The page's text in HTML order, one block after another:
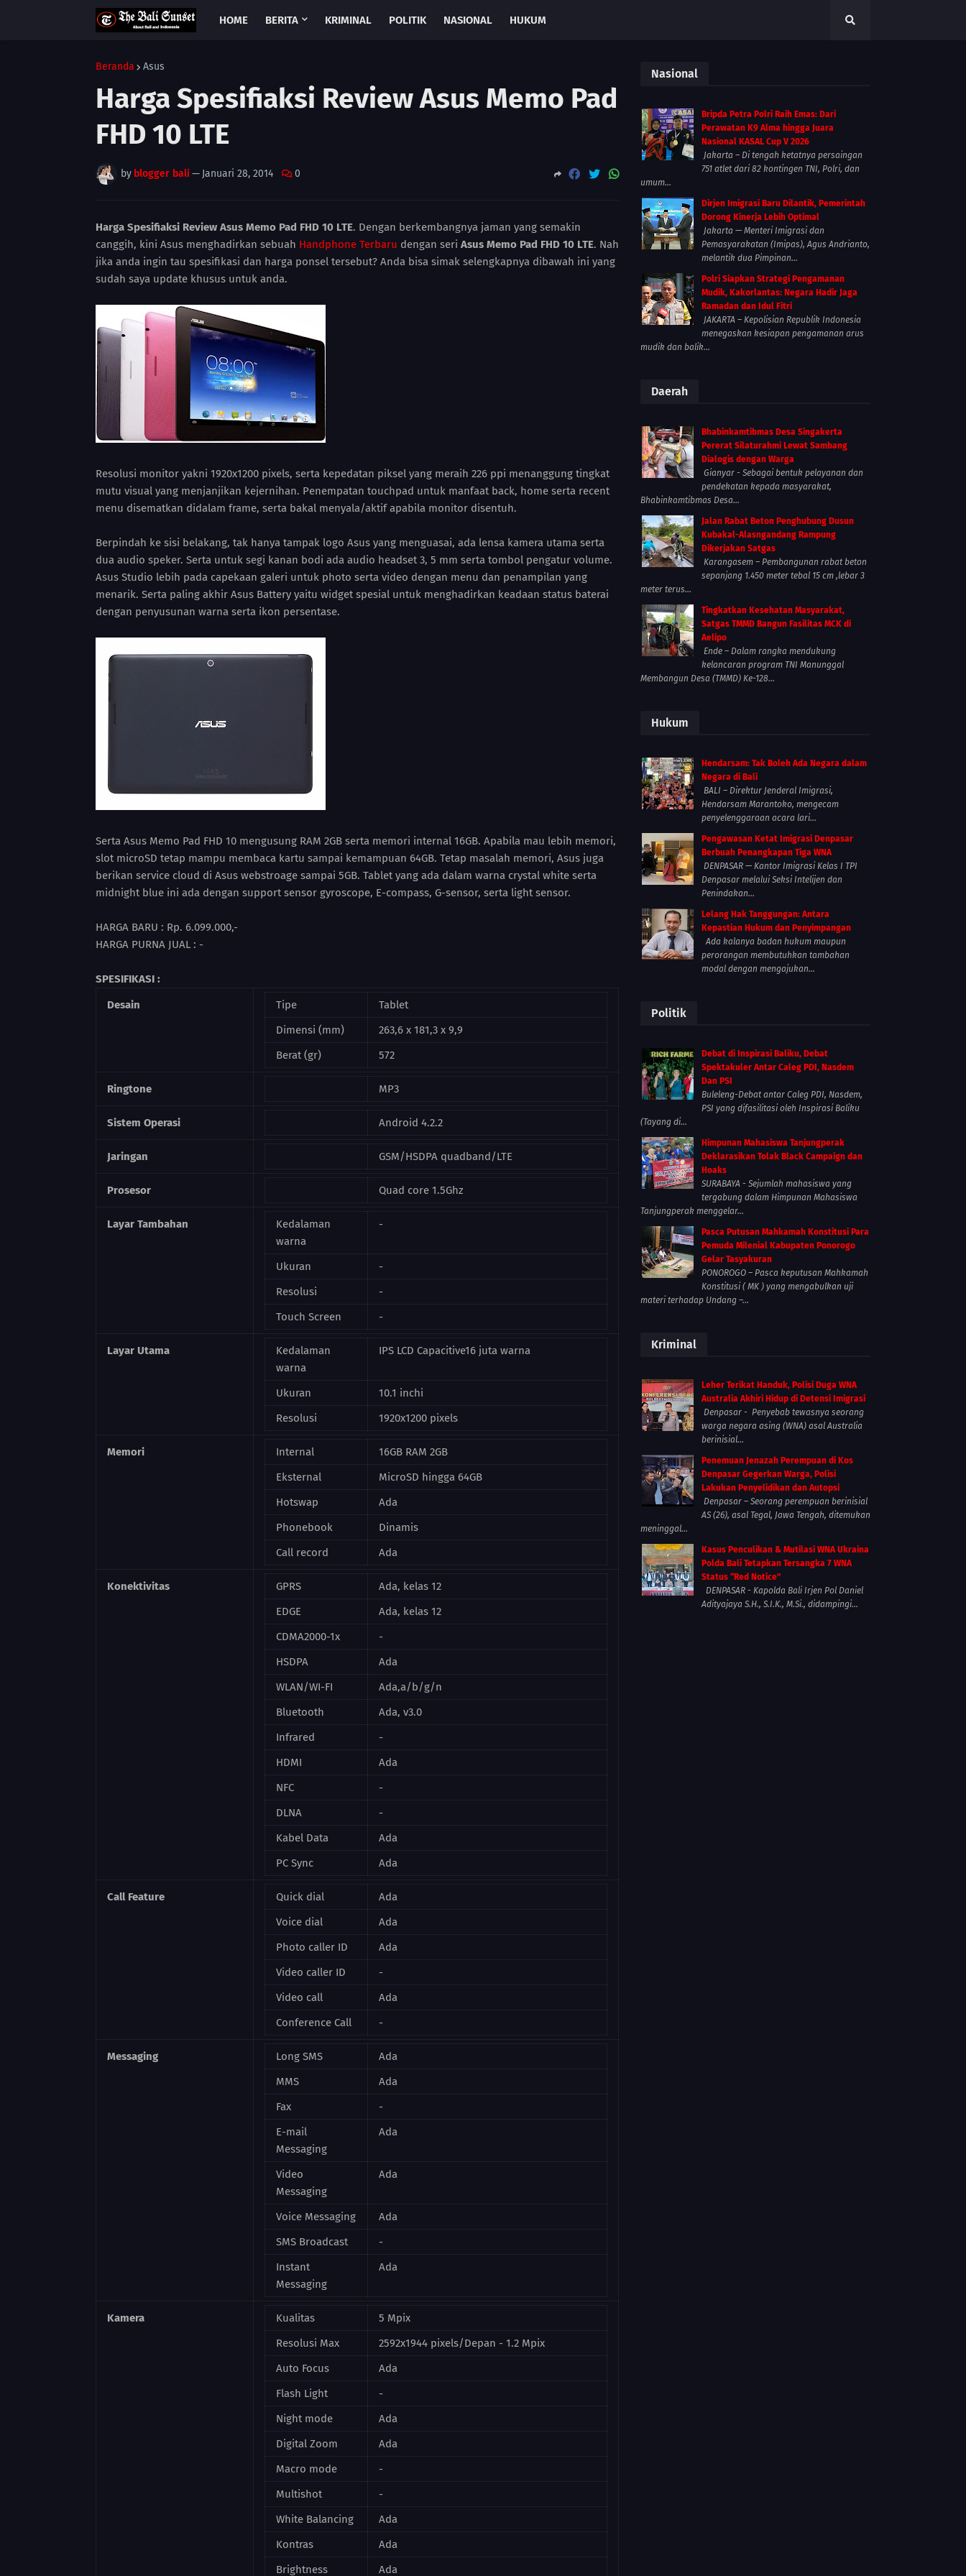
HOME BERITA KRIMINAL POLITIK NASIONAL HUKUM
Beranda Asus
Harga Spesifiaksi Review Asus Memo Pad
FHD 10 LTE
by blogger bali — Januari 28, 2014 0
Harga Spesifiaksi Review Asus Memo Pad FHD 10 LTE. Dengan berkembangnya jaman yang semakin
canggih, kini Asus menghadirkan sebuah Handphone Terbaru dengan seri Asus Memo Pad FHD 10 LTE. Nah
jika anda ingin tau spesifikasi dan harga ponsel tersebut? Anda bisa simak selengkapnya dibawah ini yang
sudah saya update khusus untuk anda.
Resolusi monitor yakni 1920x1200 pixels, serta kepedatan piksel yang meraih 226 ppi menanggung tingkat
mutu visual yang menjanjikan kejernihan. Penempatan touchpad untuk manfaat back, home serta recent
menu disematkan didalam frame, serta bakal menyala/aktif apabila monitor disentuh.
Berpindah ke sisi belakang, tak hanya tampak logo Asus yang menguasai, ada lensa kamera utama serta
dua audio speker. Serta untuk segi kanan bodi ada audio headset 3, 5 mm serta tombol pengatur volume.
Asus Studio lebih pada capekaan galeri untuk photo serta video dengan menu dan penampilan yang
menarik. Serta paling akhir Asus Battery yaitu widget spesial untuk menghadirkan keadaan status baterai
dengan penyusunan warna serta ikon persentase.
Serta Asus Memo Pad FHD 10 mengusung RAM 2GB serta memori internal 16GB. Apabila mau lebih memori,
slot microSD tetap mampu membaca kartu sampai kemampuan 64GB. Tetap masalah memori, Asus juga
berikan service cloud di Asus webstroage sampai 5GB. Tablet yang ada dalam warna crystal white serta
midnight blue ini ada dengan support sensor gyroscope, E-compass, G-sensor, serta light sensor.
HARGA BARU : Rp. 6.099.000,-
HARGA PURNA JUAL : -
SPESIFIKASI :
Desain
Tipe
Tablet
Dimensi (mm)
263,6 x 181,3 x 9,9
Berat (gr)
572
Ringtone MP3
Sistem Operasi Android 4.2.2
Jaringan GSM/HSDPA quadband/LTE
Prosesor Quad core 1.5Ghz
Layar Tambahan
Kedalaman
warna
-
Ukuran
-
Resolusi
-
Touch Screen
-
Layar Utama
Kedalaman
warna
IPS LCD Capacitive16 juta warna
Ukuran
10.1 inchi
Resolusi
1920x1200 pixels
Memori Internal
16GB RAM 2GB
Eksternal
MicroSD hingga 64GB
Hotswap
Ada
Phonebook
Dinamis
Call record
Ada
Konektivitas GPRS
Ada, kelas 12
EDGE
Ada, kelas 12
CDMA2000-1x
-
HSDPA
Ada
WLAN/WI-FI
Ada,a/b/g/n
Bluetooth
Ada, v3.0
Infrared
-
HDMI
Ada
NFC
-
DLNA
-
Kabel Data
Ada
PC Sync
Ada
Call Feature Quick dial
Ada
Voice dial
Ada
Photo caller ID
Ada
Video caller ID
-
Video call
Ada
Conference Call
-
Messaging Long SMS
Ada
MMS
Ada
Fax
-
E-mail
Messaging
Ada
Video
Messaging
Ada
Voice Messaging
Ada
SMS Broadcast
-
Instant
Messaging
Ada
Kamera Kualitas
5 Mpix
Resolusi Max
2592x1944 pixels/Depan - 1.2 Mpix
Auto Focus
Ada
Flash Light
-
Night mode
Ada
Digital Zoom
Ada
Macro mode
-
Multishot
-
White Balancing
Ada
Kontras
Ada
Brightness
Ada
Nasional
Bripda Petra Polri Raih Emas: Dari
Perawatan K9 Alma hingga Juara
Nasional KASAL Cup V 2026
Jakarta – Di tengah ketatnya persaingan
751 atlet dari 82 kontingen TNI, Polri, dan
umum...
Dirjen Imigrasi Baru Dilantik, Pemerintah
Dorong Kinerja Lebih Optimal
Jakarta — Menteri Imigrasi dan
Pemasyarakatan (Imipas), Agus Andrianto,
melantik dua Pimpinan...
Polri Siapkan Strategi Pengamanan
Mudik, Kakorlantas: Negara Hadir Jaga
Ramadan dan Idul Fitri
JAKARTA – Kepolisian Republik Indonesia
menegaskan kesiapan pengamanan arus
mudik dan balik...
Daerah
Bhabinkamtibmas Desa Singakerta
Pererat Silaturahmi Lewat Sambang
Dialogis dengan Warga
Gianyar - Sebagai bentuk pelayanan dan
pendekatan kepada masyarakat,
Bhabinkamtibmas Desa...
Jalan Rabat Beton Penghubung Dusun
Kubakal-Alasngandang Rampung
Dikerjakan Satgas
Karangasem – Pembangunan rabat beton
sepanjang 1.450 meter tebal 15 cm ,lebar 3
meter terus...
Tingkatkan Kesehatan Masyarakat,
Satgas TMMD Bangun Fasilitas MCK di
Aelipo
Ende – Dalam rangka mendukung
kelancaran program TNI Manunggal
Membangun Desa (TMMD) Ke-128...
Hukum
Hendarsam: Tak Boleh Ada Negara dalam
Negara di Bali
BALI – Direktur Jenderal Imigrasi,
Hendarsam Marantoko, mengecam
penyelenggaraan acara lari...
Pengawasan Ketat Imigrasi Denpasar
Berbuah Penangkapan Tiga WNA
DENPASAR — Kantor Imigrasi Kelas I TPI
Denpasar melalui Seksi Intelijen dan
Penindakan...
Lelang Hak Tanggungan: Antara
Kepastian Hukum dan Penyimpangan
Ada kalanya badan hukum maupun
perorangan membutuhkan tambahan
modal dengan mengajukan...
Politik
Debat di Inspirasi Baliku, Debat
Spektakuler Antar Caleg PDI, Nasdem
Dan PSI
Buleleng-Debat antar Caleg PDI, Nasdem,
PSI yang difasilitasi oleh Inspirasi Baliku
(Tayang di...
Himpunan Mahasiswa Tanjungperak
Deklarasikan Tolak Black Campaign dan
Hoaks
SURABAYA - Sejumlah mahasiswa yang
tergabung dalam Himpunan Mahasiswa
Tanjungperak menggelar...
Pasca Putusan Mahkamah Konstitusi Para
Pemuda Milenial Kabupaten Ponorogo
Gelar Tasyakuran
PONOROGO – Pasca keputusan Mahkamah
Konstitusi ( MK ) yang mengabulkan uji
materi terhadap Undang –...
Kriminal
Leher Terikat Handuk, Polisi Duga WNA
Australia Akhiri Hidup di Detensi Imigrasi
Denpasar - Penyebab tewasnya seorang
warga negara asing (WNA) asal Australia
berinisial...
Penemuan Jenazah Perempuan di Kos
Denpasar Gegerkan Warga, Polisi
Lakukan Penyelidikan dan Autopsi
Denpasar – Seorang perempuan berinisial
AS (26), asal Tegal, Jawa Tengah, ditemukan
meninggal...
Kasus Penculikan & Mutilasi WNA Ukraina
Polda Bali Tetapkan Tersangka 7 WNA
Status “Red Notice”
DENPASAR - Kapolda Bali Irjen Pol Daniel
Adityajaya S.H., S.I.K., M.Si., didampingi...